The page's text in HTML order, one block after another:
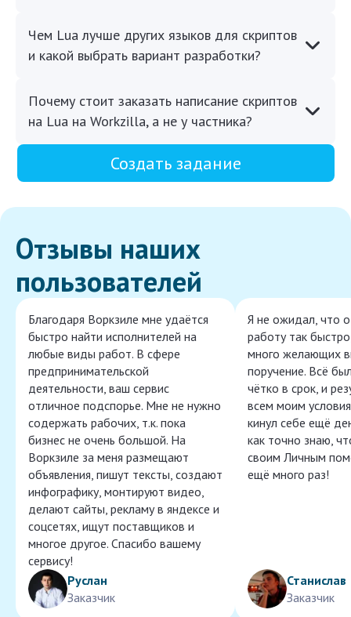
Чем Lua лучше других языков для скриптов
и какой выбрать вариант разработки?
Почему стоит заказать написание скриптов
на Lua на Workzilla, а не у частника?
Создать задание
Отзывы наших
пользователей
Благодаря Воркзиле мне удаётся
быстро найти исполнителей на
любые виды работ. В сфере
предпринимательской
деятельности, ваш сервис
отличное подспорье. Мне не нужно
содержать рабочих, т.к. пока
бизнес не очень большой. На
Воркзиле за меня размещают
объявления, пишут тексты, создают
инфографику, монтируют видео,
делают сайты, рекламу в яндексе и
соцсетях, ищут поставщиков и
многое другое. Спасибо вашему
сервису!
Руслан
Заказчик
Я не ожидал, что
работу так
много желающих
поручение. Всё
чётко в срок, и
всем моим
кинул себе ещё
как точно знаю,
своим Личным
ещё много раз!
Станислав
Заказчик